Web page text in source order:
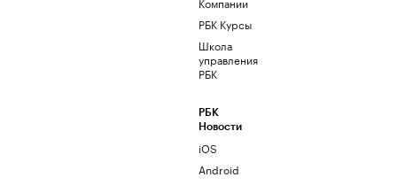
РБК Курсы
Школа
управления
РБК
РБК
Новости
iOS
Android